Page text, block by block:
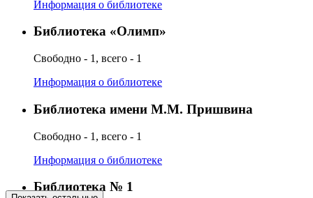
Информация о библиотеке
Библиотека «Олимп»
Свободно - 1, всего - 1
Информация о библиотеке
Библиотека имени М.М. Пришвина
Свободно - 1, всего - 1
Информация о библиотеке
Библиотека № 1